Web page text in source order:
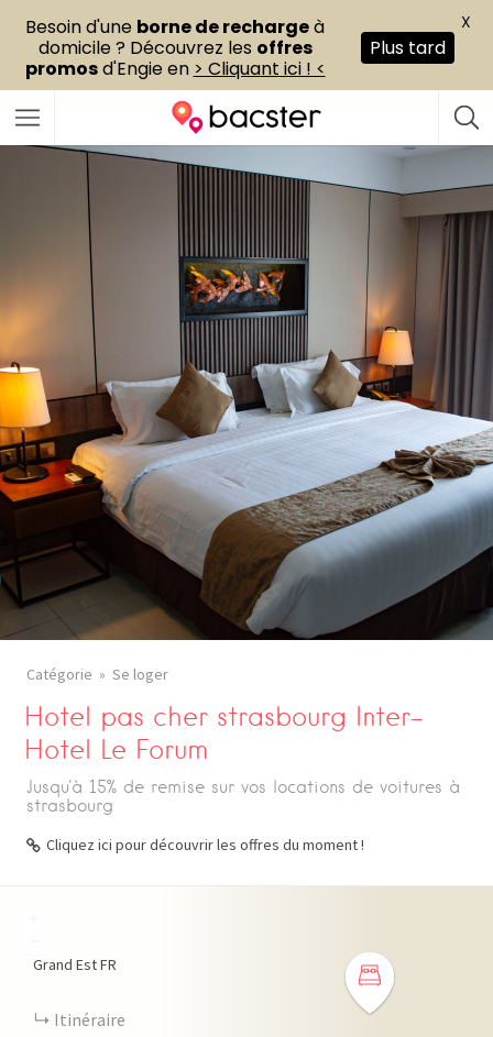
Catégorie Se loger
Hotel pas cher strasbourg Inter-
Hotel Le Forum
Jusqu'à 15% de remise sur vos locations de voitures à
strasbourg
Cliquez ici pour découvrir les offres du moment !
Grand EstFR
Itinéraire
Besoin d'une borne de rechargeà
domicile ? Découvrez les offres
promosd'Engie en > Cliquant ici ! <
Plus tard
X